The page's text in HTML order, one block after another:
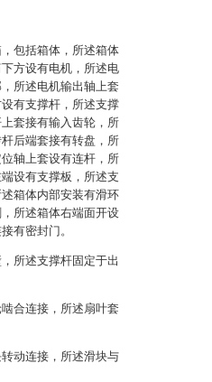
包括箱体，所述箱体
方设有电机，所述电
所述电机输出轴上套
有支撑杆，所述支撑
套接有输入齿轮，所
后端套接有转盘，所
轴上套设有连杆，所
设有支撑板，所述支
箱体内部安装有滑环
所述箱体右端面开设
有密封门。
所述支撑杆固定于出
合连接，所述扇叶套
动连接，所述滑块与